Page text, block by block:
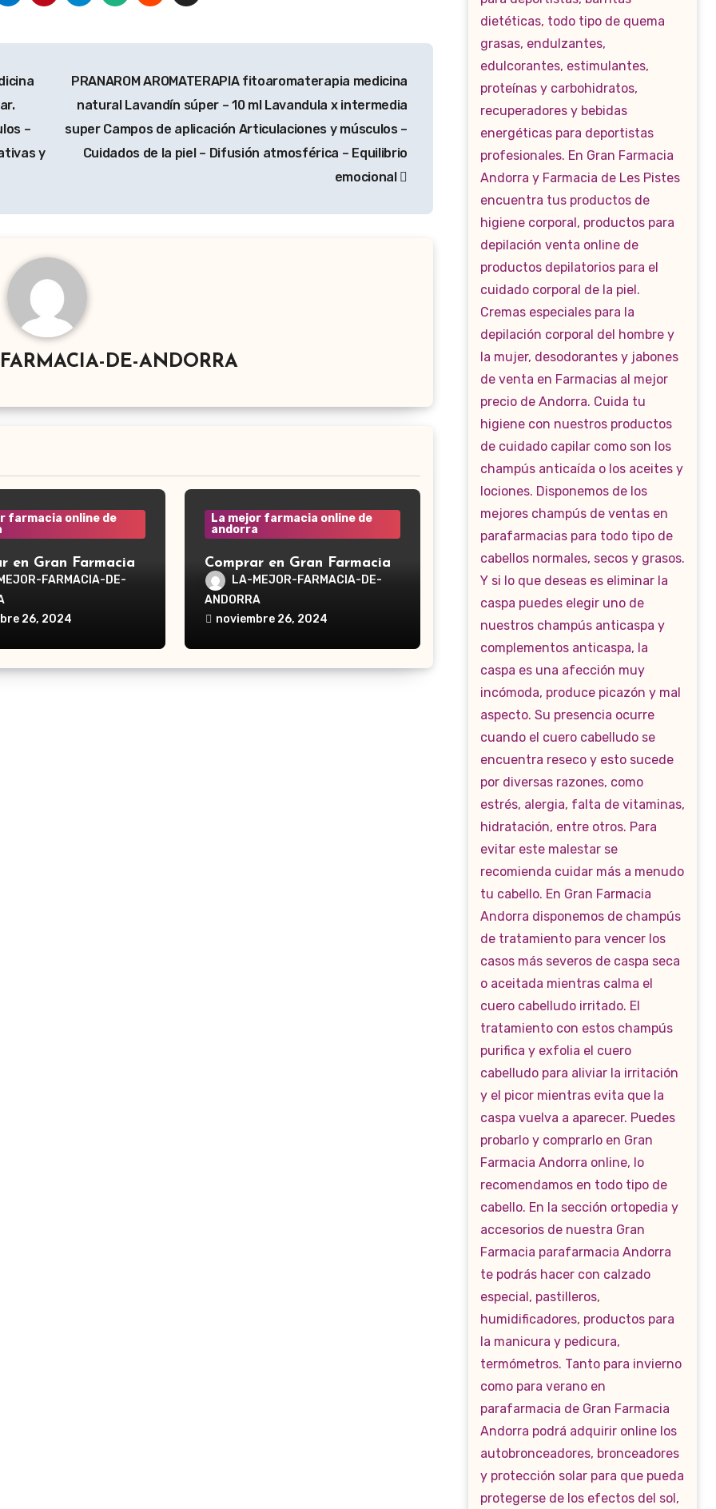
–
y
PRANAROM AROMATERAPIA fitoaromaterapia medicina
natural Lavandín súper – 10 ml Lavandula x intermedia
super Campos de aplicación Articulaciones y músculos –
Cuidados de la piel – Difusión atmosférica – Equilibrio
emocional
DE-ANDORRA
farmacia online de
en Gran Farmacia
Waterpik®
Traveler WP-300
FARMACIA-DE-
26, 2024
La mejor farmacia online de
andorra
Comprar en Gran Farmacia
Andorra Waterpik®
Irrigador Ultra Plus WP-160
LA-MEJOR-FARMACIA-DE-
ANDORRA
noviembre 26, 2024